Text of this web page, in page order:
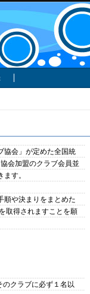
協会」が定めた全国統
会加盟のクラブ会員並
す。
順や決まりをまとめた
取得されますことを願
クラブに必ず１名以